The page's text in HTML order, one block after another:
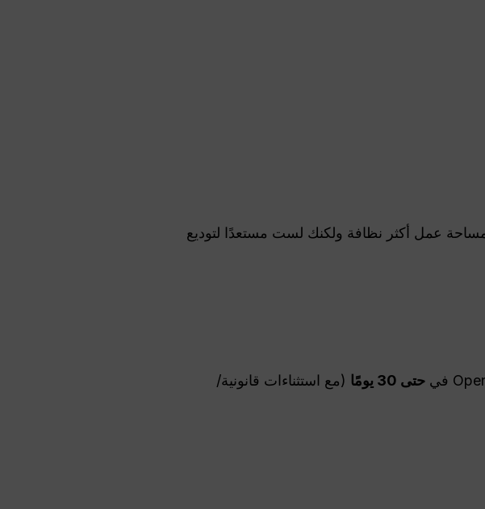
عمل أكثر نظافة ولكنك لست مستعدًا لتوديع
حتى 30 يومًا
(مع استثناءات قانونية/